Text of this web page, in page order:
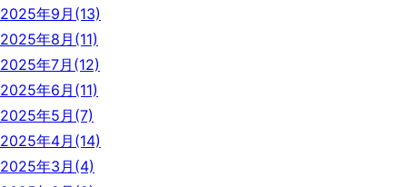
2025年9月(13)
2025年8月(11)
2025年7月(12)
2025年6月(11)
2025年5月(7)
2025年4月(14)
2025年3月(4)